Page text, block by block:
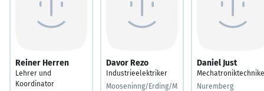
Reiner Herren
Lehrer und
Koordinator
Davor Rezo
Industrieelektriker
Mooseninng/Erding/M
Daniel Just
Nuremberg